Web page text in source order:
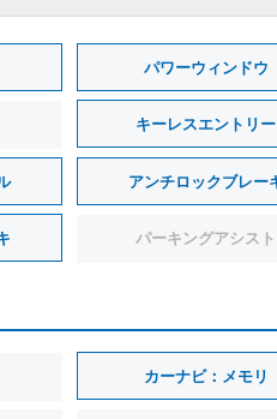
パワーウィンドウ
キーレスエントリー
アンチロックブレー
パーキングアシスト
カーナビ：メモリ